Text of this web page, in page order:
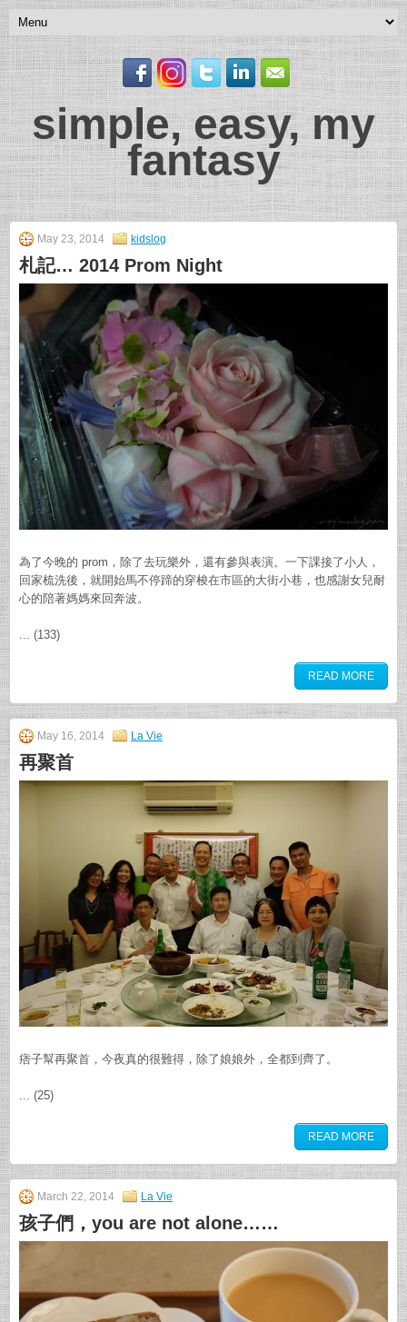
simple, easy, my
fantasy
May 23, 2014 kidslog
札記… 2014 Prom Night
為了今晚的 prom，除了去玩樂外，還有參與表演。一下課接了小人，
回家梳洗後，就開始馬不停蹄的穿梭在市區的大街小巷，也感謝女兒耐
心的陪著媽媽來回奔波。
... (133)
READ MORE
May 16, 2014 La Vie
再聚首
痞子幫再聚首，今夜真的很難得，除了娘娘外，全都到齊了。
... (25)
READ MORE
March 22, 2014 La Vie
孩子們，you are not alone……